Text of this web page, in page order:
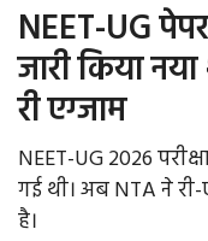
Office Office
Political Gossips
Farm & Food
NEET-UG
जारी किया
री एग्जाम
NEET-UG 2026
गई थी। अब NTA ने
है।